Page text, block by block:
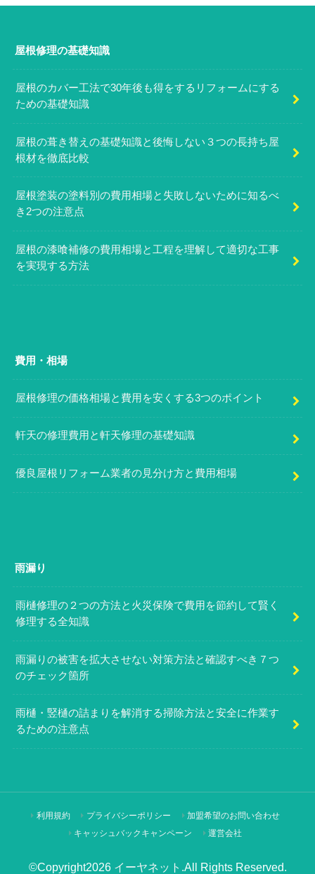
屋根修理の基礎知識
屋根のカバー工法で30年後も得をするリフォームにする
ための基礎知識
屋根の葺き替えの基礎知識と後悔しない３つの長持ち屋
根材を徹底比較
屋根塗装の塗料別の費用相場と失敗しないために知るべ
き2つの注意点
屋根の漆喰補修の費用相場と工程を理解して適切な工事
を実現する方法
費用・相場
屋根修理の価格相場と費用を安くする3つのポイント
軒天の修理費用と軒天修理の基礎知識
優良屋根リフォーム業者の見分け方と費用相場
雨漏り
雨樋修理の２つの方法と火災保険で費用を節約して賢く
修理する全知識
雨漏りの被害を拡大させない対策方法と確認すべき７つ
のチェック箇所
雨樋・竪樋の詰まりを解消する掃除方法と安全に作業す
るための注意点
利用規約 プライバシーポリシー 加盟希望のお問い合わせ
キャッシュバックキャンペーン 運営会社
©Copyright2026 イーヤネット .All Rights Reserved.